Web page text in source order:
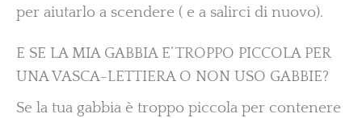
per aiutarlo a scendere ( e a salirci di nuovo).
E SE LA MIA GABBIA E’ TROPPO PICCOLA PER
UNA VASCA-LETTIERA O NON USO GABBIE?
Se la tua gabbia è troppo piccola per contenere